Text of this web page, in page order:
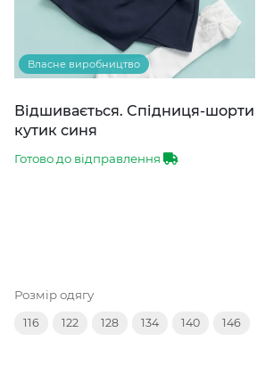
Власне виробництво
Відшивається. Спідниця-шорти
кутик синя
Готово до відправлення
Розмір одягу
116 122 128 134 140 146